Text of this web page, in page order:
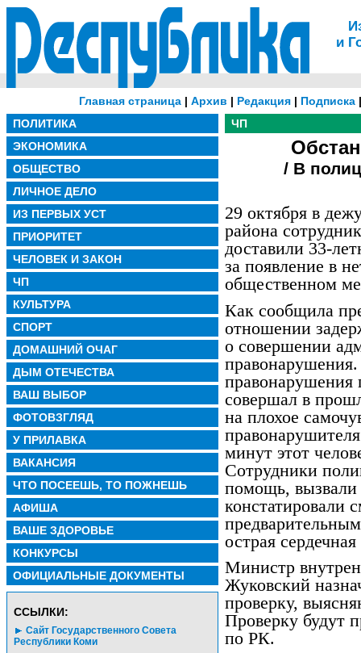
и
Главная страница | Архив | Редакция | Подписка
ПОЛИТИКА
ЭКОНОМИКА
ОБЩЕСТВО
ЛИЧНОЕ ДЕЛО
ИЗ ПЕРВЫХ УСТ
ПРИОРИТЕТ
ЧЕЛОВЕК И ЗАКОН
ЧП
КУЛЬТУРА
СПОРТ
ДОМАШНИЙ ОЧАГ
ДЫМ ОТЕЧЕСТВА
ВАШ ВЫБОР
ФОТОВЗГЛЯД
У ПРИЛАВКА
ВАКАНСИЯ
ЧТО ПОСЕЕШЬ, ТО ПОЖНЕШЬ
АФИША
ВАШЕ ЗДОРОВЬЕ
КОНКУРСЫ
ОФИЦИАЛЬНЫЕ ДОКУМЕНТЫ
CСЫЛКИ:
Сайт Государственного Совета
Республики Коми
ЧП
/ В
29 октября в
района
доставили 33-
за появление в
общественном
Как сообщила
отношении
о совершении
правонарушения
совершал в
на плохое
минут этот
Сотрудники
помощь,
констатировали
острая
Министр
Жуковский
проверку,
Проверку будут
по РК.